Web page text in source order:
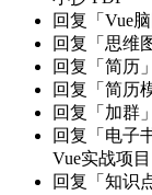
回复「Vue
回复「思维
回复「简历
回复「简历
回复「加群
回复「电子
Vue实战项目
回复「知识